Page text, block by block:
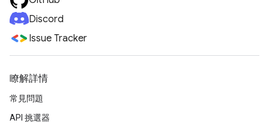
Discord
Issue Tracker
瞭解詳情
常見問題
API 挑選器